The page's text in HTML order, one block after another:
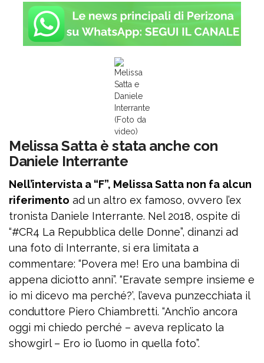
Melissa
Satta e
Daniele
Interrante
(Foto da
video)
Melissa Satta è stata anche con
Daniele Interrante
Nell’intervista a “F”, Melissa Satta non fa alcun
riferimento ad un altro ex famoso, ovvero l’ex
tronista Daniele Interrante. Nel 2018, ospite di
“#CR4 La Repubblica delle Donne”, dinanzi ad
una foto di Interrante, si era limitata a
commentare: “Povera me! Ero una bambina di
appena diciotto anni”. “Eravate sempre insieme e
io mi dicevo ma perché?’, l’aveva punzecchiata il
conduttore Piero Chiambretti. “Anch’io ancora
oggi mi chiedo perché – aveva replicato la
showgirl – Ero io l’uomo in quella foto”.